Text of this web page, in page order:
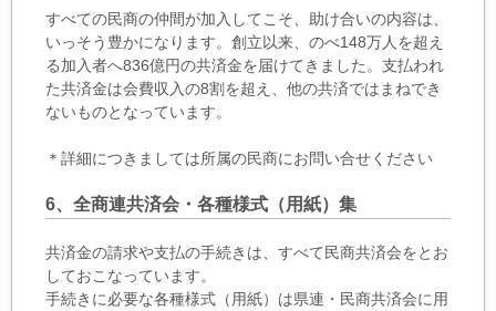
すべての民商の仲間が加入してこそ、助け合いの内容は、
いっそう豊かになります。創立以来、のべ148万人を超え
る加入者へ836億円の共済金を届けてきました。支払われ
た共済金は会費収入の8割を超え、他の共済ではまねでき
ないものとなっています。
＊詳細につきましては所属の民商にお問い合せください
6、全商連共済会・各種様式（用紙）集
共済金の請求や支払の手続きは、すべて民商共済会をとお
しておこなっています。
手続きに必要な各種様式（用紙）は県連・民商共済会に用